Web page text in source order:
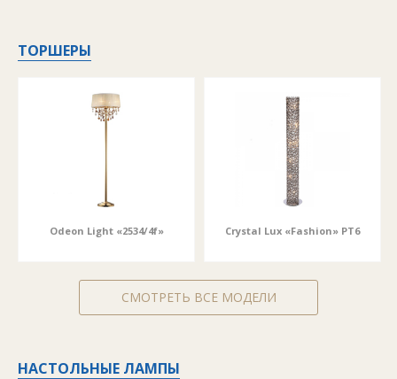
ТОРШЕРЫ
Odeon Light «2534/4f» Crystal Lux «Fashion» PT6
СМОТРЕТЬ ВСЕ МОДЕЛИ
НАСТОЛЬНЫЕ ЛАМПЫ